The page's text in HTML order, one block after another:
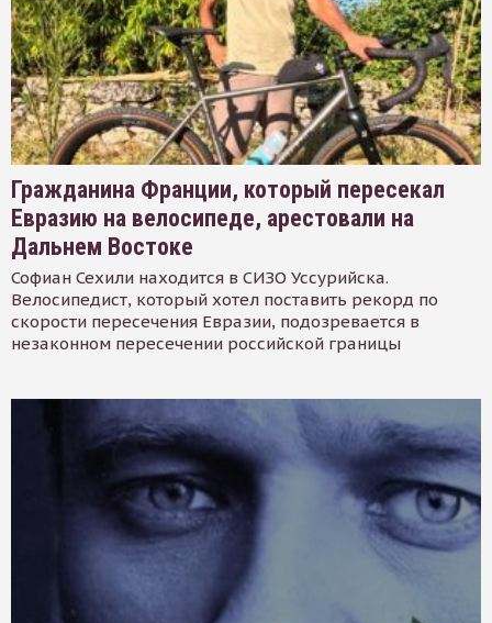
Гражданина Франции, который пересекал
Евразию на велосипеде, арестовали на
Дальнем Востоке
Софиан Сехили находится в СИЗО Уссурийска.
Велосипедист, который хотел поставить рекорд по
скорости пересечения Евразии, подозревается в
незаконном пересечении российской границы